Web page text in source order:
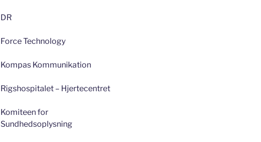
DR
Force Technology
Kompas Kommunikation
Rigshospitalet – Hjertecentret
Komiteen for
Sundhedsoplysning